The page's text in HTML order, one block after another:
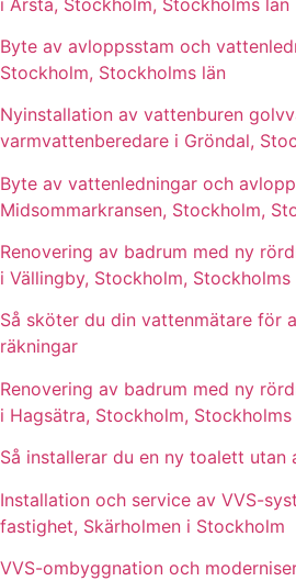
Byte av avloppsstam och
Stockholm, Stockholms län
Nyinstallation av vattenburen
varmvattenberedare i Gröndal,
Byte av vattenledningar och
Midsommarkransen, Stockholm,
Renovering av badrum med ny
i Vällingby, Stockholm, Stockholms
Så sköter du din vattenmätare för
räkningar
Renovering av badrum med ny
i Hagsätra, Stockholm, Stockholms
Så installerar du en ny toalett utan
Installation och service av VVS-
fastighet, Skärholmen i Stockholm
VVS-ombyggnation och